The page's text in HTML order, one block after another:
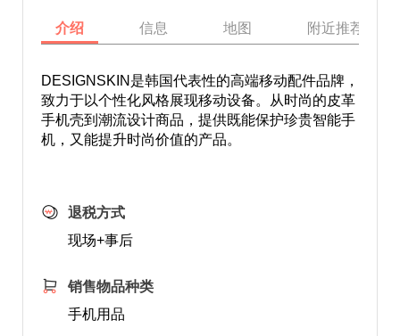
介绍 信息 地图 附近推荐景点
DESIGNSKIN是韩国代表性的高端移动配件品牌，
致力于以个性化风格展现移动设备。从时尚的皮革
手机壳到潮流设计商品，提供既能保护珍贵智能手
机，又能提升时尚价值的产品。
退税方式
现场+事后
销售物品种类
手机用品